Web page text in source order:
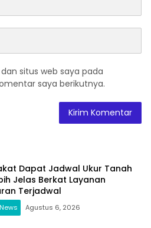
situs web saya pada
saya berikutnya.
Dapat Jadwal Ukur Tanah
Jelas Berkat Layanan
Terjadwal
Agustus 6, 2026